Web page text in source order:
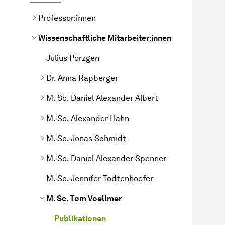
Professor:innen
Wissenschaftliche Mitarbeiter:innen
Julius Pörzgen
Dr. Anna Rapberger
M. Sc. Daniel Alexander Albert
M. Sc. Alexander Hahn
M. Sc. Jonas Schmidt
M. Sc. Daniel Alexander Spenner
M. Sc. Jennifer Todtenhoefer
M. Sc. Tom Voellmer
Publikationen